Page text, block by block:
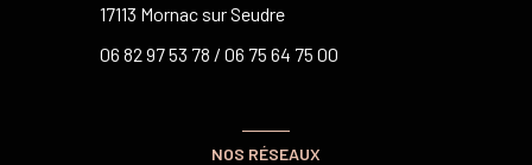
17113 Mornac sur Seudre
06 82 97 53 78 / 06 75 64 75 00
NOS RÉSEAUX